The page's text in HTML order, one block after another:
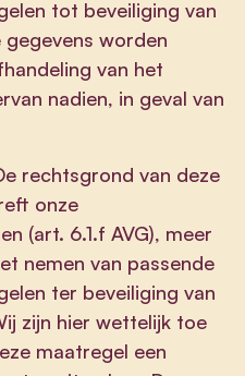
tot beveiliging van
worden
van het
nadien, in geval van
rechtsgrond van deze
onze
(art. 6.1.f AVG), meer
nemen van passende
ter beveiliging van
zijn hier wettelijk toe
maatregel een